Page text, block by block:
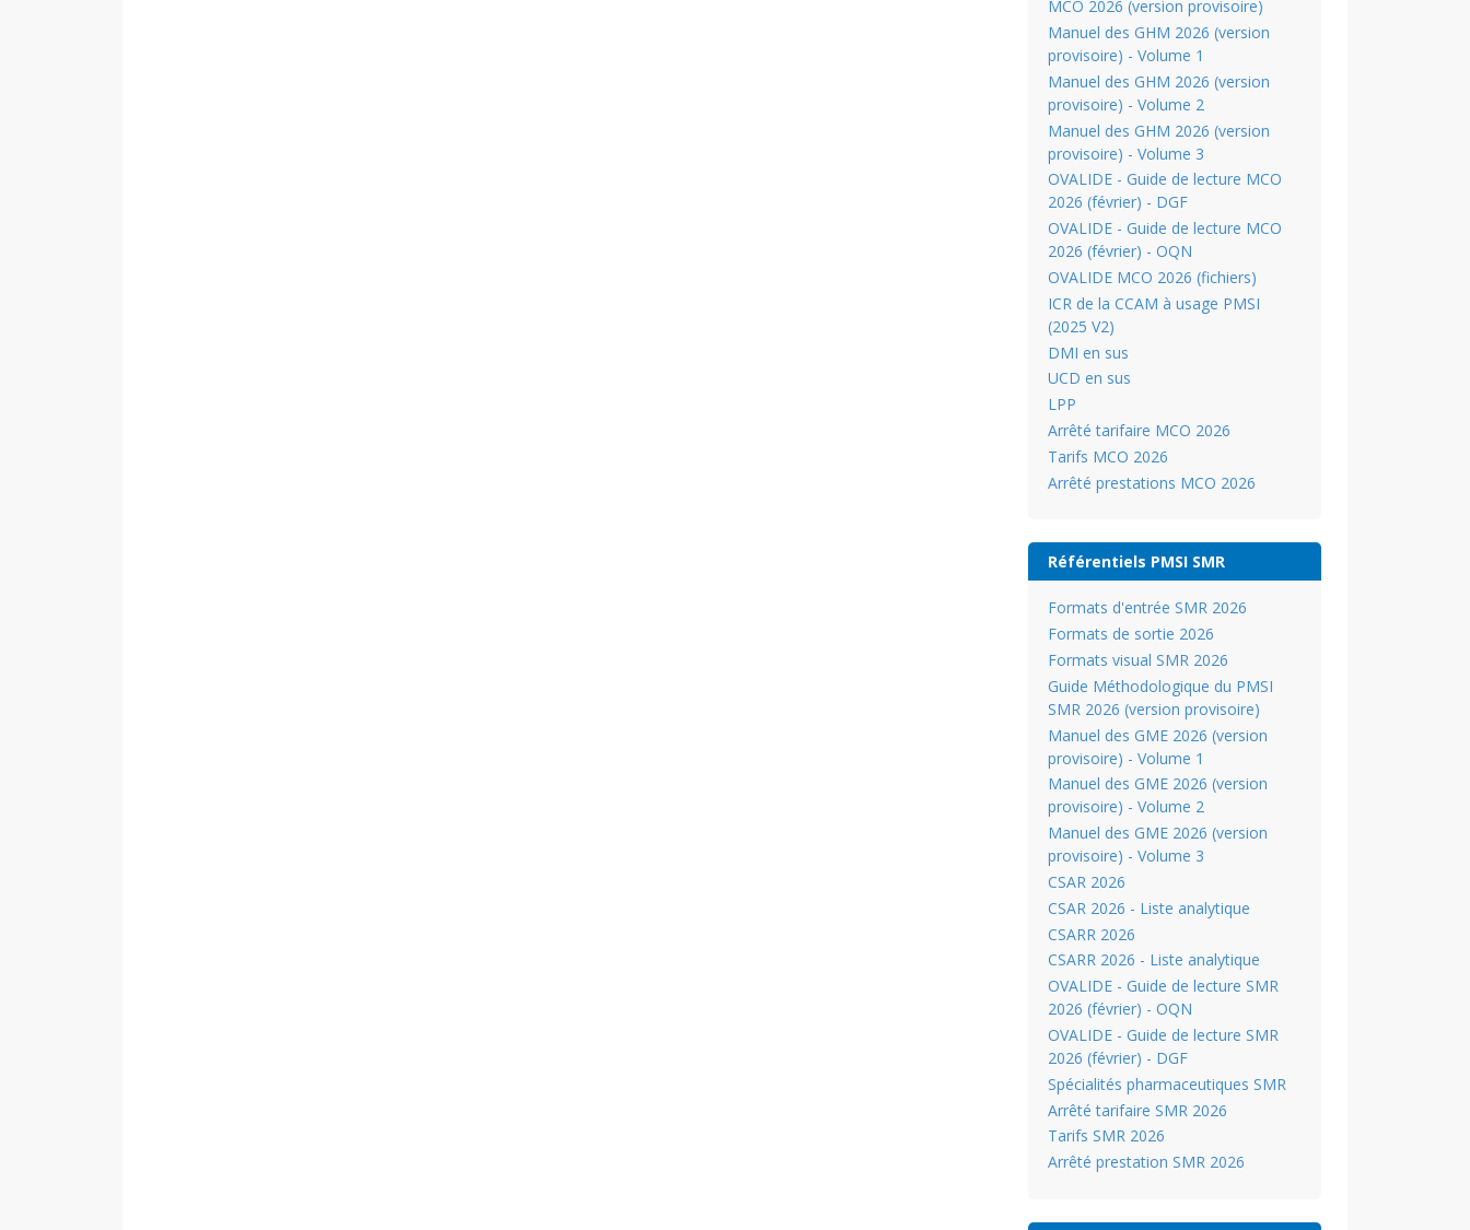
MCO 2026 (version provisoire)
Manuel des GHM 2026 (version
provisoire) - Volume 1
Manuel des GHM 2026 (version
provisoire) - Volume 2
Manuel des GHM 2026 (version
provisoire) - Volume 3
OVALIDE - Guide de lecture MCO
2026 (février) - DGF
OVALIDE - Guide de lecture MCO
2026 (février) - OQN
OVALIDE MCO 2026 (fichiers)
ICR de la CCAM à usage PMSI
(2025 V2)
DMI en sus
UCD en sus
LPP
Arrêté tarifaire MCO 2026
Tarifs MCO 2026
Arrêté prestations MCO 2026
Référentiels PMSI SMR
Formats d'entrée SMR 2026
Formats de sortie 2026
Formats visual SMR 2026
Guide Méthodologique du PMSI
SMR 2026 (version provisoire)
Manuel des GME 2026 (version
provisoire) - Volume 1
Manuel des GME 2026 (version
provisoire) - Volume 2
Manuel des GME 2026 (version
provisoire) - Volume 3
CSAR 2026
CSAR 2026 - Liste analytique
CSARR 2026
CSARR 2026 - Liste analytique
OVALIDE - Guide de lecture SMR
2026 (février) - OQN
OVALIDE - Guide de lecture SMR
2026 (février) - DGF
Spécialités pharmaceutiques SMR
Arrêté tarifaire SMR 2026
Tarifs SMR 2026
Arrêté prestation SMR 2026